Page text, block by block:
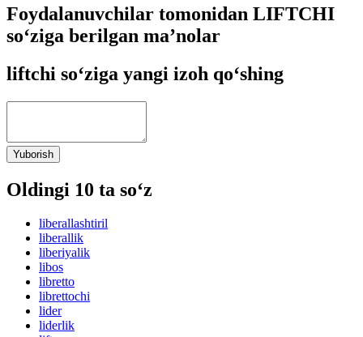
Foydalanuvchilar tomonidan LIFTCHI
so‘ziga berilgan ma’nolar
liftchi so‘ziga yangi izoh qo‘shing
Yuborish
Oldingi 10 ta so‘z
liberallashtiril
liberallik
liberiyalik
libos
libretto
librettochi
lider
liderlik